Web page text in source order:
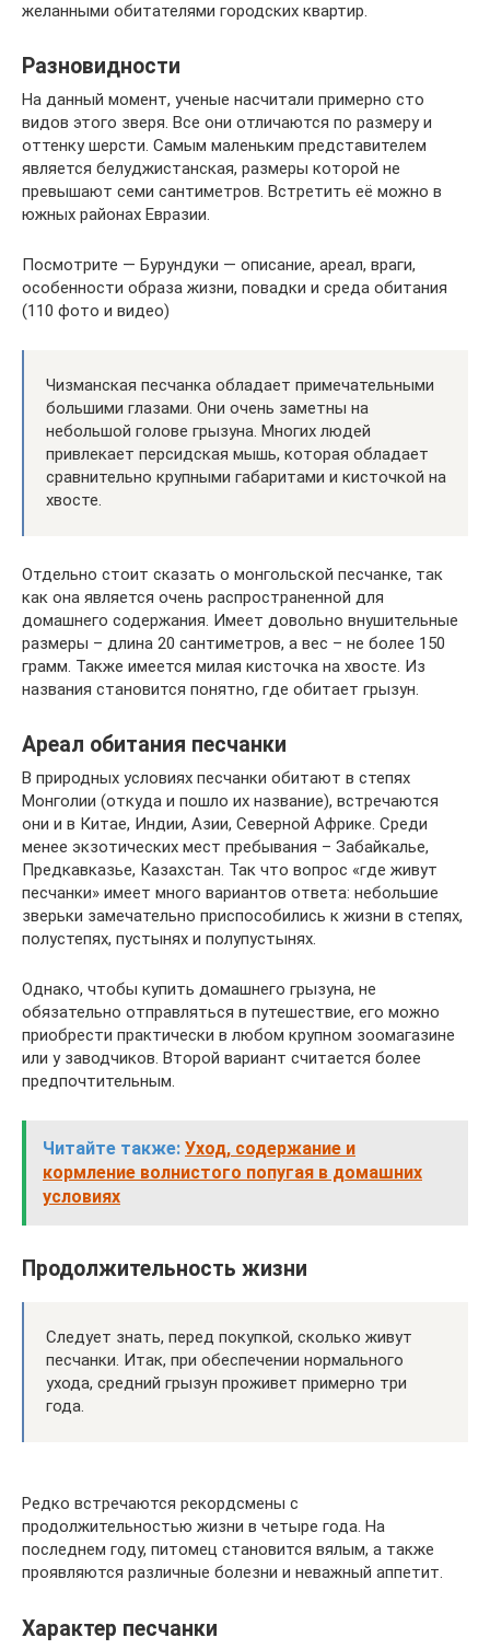
желанными обитателями городских квартир.
Разновидности
На данный момент, ученые насчитали примерно сто
видов этого зверя. Все они отличаются по размеру и
оттенку шерсти. Самым маленьким представителем
является белуджистанская, размеры которой не
превышают семи сантиметров. Встретить её можно в
южных районах Евразии.
Посмотрите — Бурундуки — описание, ареал, враги,
особенности образа жизни, повадки и среда обитания
(110 фото и видео)
Чизманская песчанка обладает примечательными
большими глазами. Они очень заметны на
небольшой голове грызуна. Многих людей
привлекает персидская мышь, которая обладает
сравнительно крупными габаритами и кисточкой на
хвосте.
Отдельно стоит сказать о монгольской песчанке, так
как она является очень распространенной для
домашнего содержания. Имеет довольно внушительные
размеры – длина 20 сантиметров, а вес – не более 150
грамм. Также имеется милая кисточка на хвосте. Из
названия становится понятно, где обитает грызун.
Ареал обитания песчанки
В природных условиях песчанки обитают в степях
Монголии (откуда и пошло их название), встречаются
они и в Китае, Индии, Азии, Северной Африке. Среди
менее экзотических мест пребывания – Забайкалье,
Предкавказье, Казахстан. Так что вопрос «где живут
песчанки» имеет много вариантов ответа: небольшие
зверьки замечательно приспособились к жизни в степях,
полустепях, пустынях и полупустынях.
Однако, чтобы купить домашнего грызуна, не
обязательно отправляться в путешествие, его можно
приобрести практически в любом крупном зоомагазине
или у заводчиков. Второй вариант считается более
предпочтительным.
Читайте также: Уход, содержание и
кормление волнистого попугая в домашних
условиях
Продолжительность жизни
Следует знать, перед покупкой, сколько живут
песчанки. Итак, при обеспечении нормального
ухода, средний грызун проживет примерно три
года.
Редко встречаются рекордсмены с
продолжительностью жизни в четыре года. На
последнем году, питомец становится вялым, а также
проявляются различные болезни и неважный аппетит.
Характер песчанки